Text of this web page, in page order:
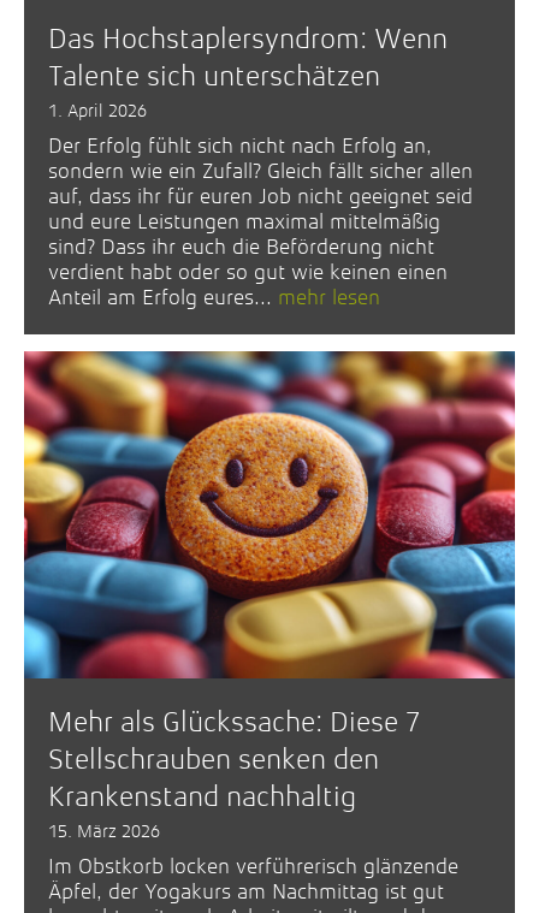
Das Hochstaplersyndrom: Wenn
Talente sich unterschätzen
1. April 2026
Der Erfolg fühlt sich nicht nach Erfolg an,
sondern wie ein Zufall? Gleich fällt sicher allen
auf, dass ihr für euren Job nicht geeignet seid
und eure Leistungen maximal mittelmäßig
sind? Dass ihr euch die Beförderung nicht
verdient habt oder so gut wie keinen einen
Anteil am Erfolg eures... mehr lesen
Mehr als Glückssache: Diese 7
Stellschrauben senken den
Krankenstand nachhaltig
15. März 2026
Im Obstkorb locken verführerisch glänzende
Äpfel, der Yogakurs am Nachmittag ist gut